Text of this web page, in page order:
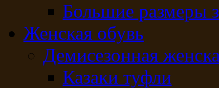
Большие размеры
Женская обувь
Демисезонная
Казаки туфли